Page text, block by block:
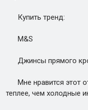
Купить тренд:
M&S
Джинсы прямого
Мне нравится этот
теплее, чем холодные